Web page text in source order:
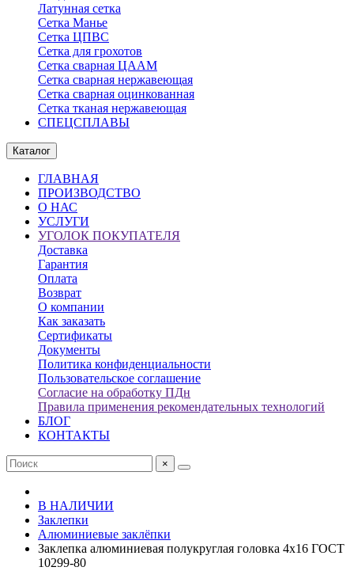
Латунная сетка
Сетка Манье
Сетка ЦПВС
Сетка для грохотов
Сетка сварная ЦААМ
Сетка сварная нержавеющая
Сетка сварная оцинкованная
Сетка тканая нержавеющая
СПЕЦСПЛАВЫ
Каталог
ГЛАВНАЯ
ПРОИЗВОДСТВО
О НАС
УСЛУГИ
УГОЛОК ПОКУПАТЕЛЯ
Доставка
Гарантия
Оплата
Возврат
О компании
Как заказать
Сертификаты
Документы
Политика конфиденциальности
Пользовательское соглашение
Согласие на обработку ПДн
Правила применения рекомендательных технологий
БЛОГ
КОНТАКТЫ
×
В НАЛИЧИИ
Заклепки
Алюминиевые заклёпки
Заклепка алюминиевая полукруглая головка 4x16 ГОСТ
10299-80